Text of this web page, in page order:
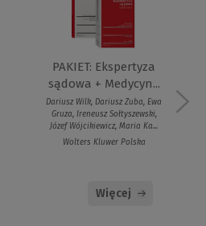
PAKIET: Ekspertyza
sądowa + Medycyn...
Dariusz Wilk, Dariusz Zuba, Ewa
Gruza, Ireneusz Sołtyszewski,
Józef Wójcikiewicz, Maria Ka...
Wolters Kluwer Polska
Więcej